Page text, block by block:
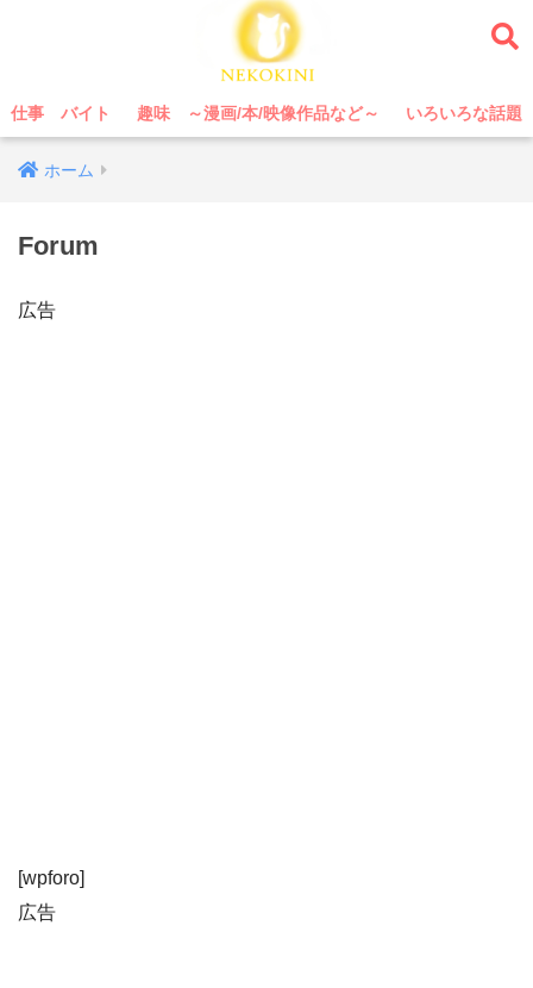
仕事 バイト 趣味 ～漫画/本/映像作品など～ いろいろな話題
ホーム
Forum
広告
[wpforo]
広告